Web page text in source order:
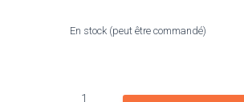
En stock (peut être commandé)
quantité